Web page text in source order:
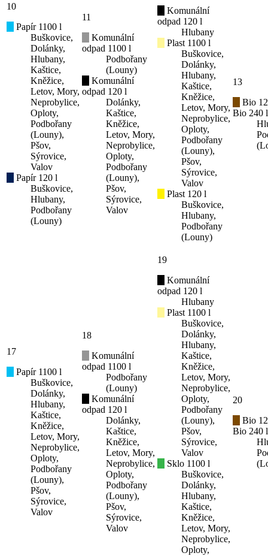
10
Papír 1100 l
Buškovice,
Dolánky,
Hlubany,
Kaštice,
Kněžice,
Letov, Mory,
Neprobylice,
Oploty,
Podbořany
(Louny),
Pšov,
Sýrovice,
Valov
Papír 120 l
Buškovice,
Hlubany,
Podbořany
(Louny)
11
Komunální
odpad 1100 l
Podbořany
(Louny)
Komunální
odpad 120 l
Dolánky,
Kaštice,
Kněžice,
Letov, Mory,
Neprobylice,
Oploty,
Podbořany
(Louny),
Pšov,
Sýrovice,
Valov
Komunální
odpad 120 l
Hlubany
Plast 1100 l
Buškovice,
Dolánky,
Hlubany,
Kaštice,
Kněžice,
Letov, Mory,
Neprobylice,
Oploty,
Podbořany
(Louny),
Pšov,
Sýrovice,
Valov
Plast 120 l
Buškovice,
Hlubany,
Podbořany
(Louny)
13
Bio
Bio 240 l
17
Papír 1100 l
Buškovice,
Dolánky,
Hlubany,
Kaštice,
Kněžice,
Letov, Mory,
Neprobylice,
Oploty,
Podbořany
(Louny),
Pšov,
Sýrovice,
Valov
18
Komunální
odpad 1100 l
Podbořany
(Louny)
Komunální
odpad 120 l
Dolánky,
Kaštice,
Kněžice,
Letov, Mory,
Neprobylice,
Oploty,
Podbořany
(Louny),
Pšov,
Sýrovice,
Valov
19
Komunální
odpad 120 l
Hlubany
Plast 1100 l
Buškovice,
Dolánky,
Hlubany,
Kaštice,
Kněžice,
Letov, Mory,
Neprobylice,
Oploty,
Podbořany
(Louny),
Pšov,
Sýrovice,
Valov
Sklo 1100 l
Buškovice,
Dolánky,
Hlubany,
Kaštice,
Kněžice,
Letov, Mory,
Neprobylice,
Oploty,
20
Bio
Bio 240 l